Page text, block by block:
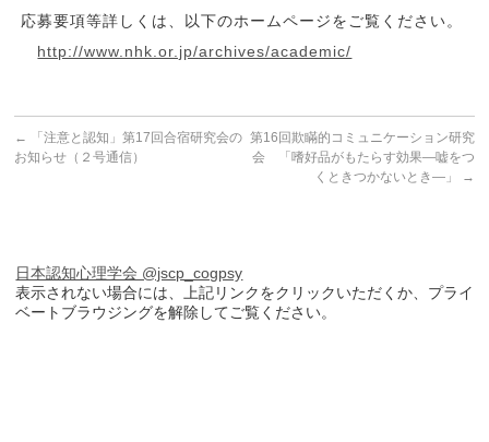
応募要項等詳しくは、以下のホームページをご覧ください。
http://www.nhk.or.jp/archives/academic/
←
「注意と認知」第17回合宿研究会の
お知らせ（２号通信）
第16回欺瞞的コミュニケーション研究
会 「嗜好品がもたらす効果―嘘をつ
くときつかないとき―」
→
日本認知心理学会 @jscp_cogpsy
表示されない場合には、上記リンクをクリックいただくか、プライ
ベートブラウジングを解除してご覧ください。